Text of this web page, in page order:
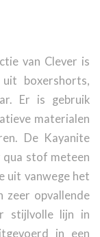
van Clever is
boxershorts,
Er is gebruik
materialen
De Kayanite
qua stof meteen
uit vanwege het
zeer opvallende
stijlvolle lijn in
in een